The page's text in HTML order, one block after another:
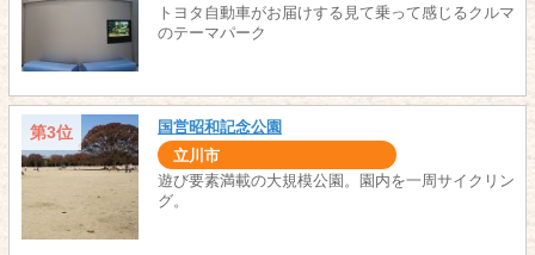
トヨタ自動車がお届けする見て乗って感じるクルマ
のテーマパーク
第3位 国営昭和記念公園
立川市
遊び要素満載の大規模公園。園内を一周サイクリン
グ。